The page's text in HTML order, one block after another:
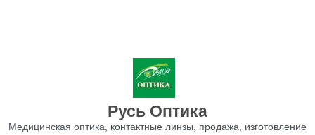
Русь Оптика
Медицинская оптика, контактные линзы, продажа, изготовление